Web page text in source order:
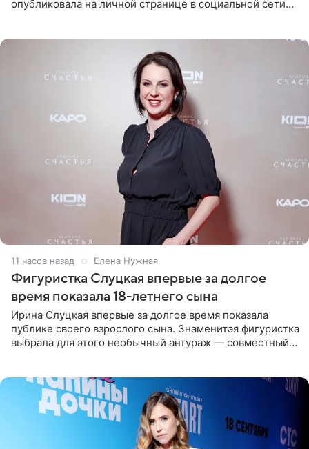
опубликовала на личной странице в социальной сети
11 часов назад Елена Нужная
Фигуристка Слуцкая впервые за долгое
время показала 18-летнего сына
Ирина Слуцкая впервые за долгое время показала
публике своего взрослого сына. Знаменитая фигуристка
выбрала для этого необычный антураж — совместный